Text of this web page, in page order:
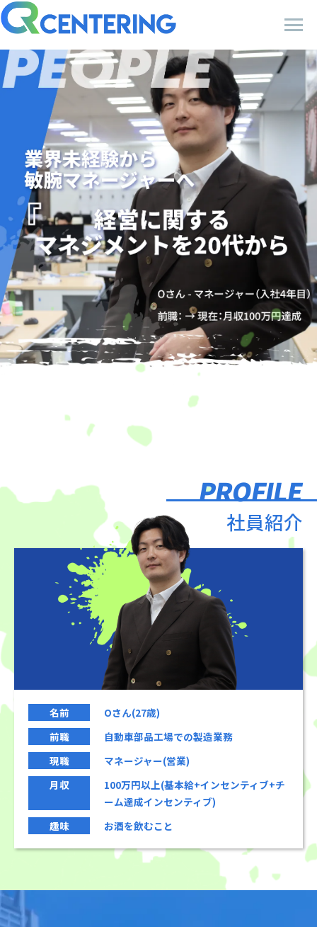
PROFILE
社員紹介
名前
Oさん(27歳)
前職
自動車部品工場での製造業務
現職
マネージャー(営業)
月収
100万円以上(基本給+インセンティブ+チ
ーム達成インセンティブ)
趣味
お酒を飲むこと